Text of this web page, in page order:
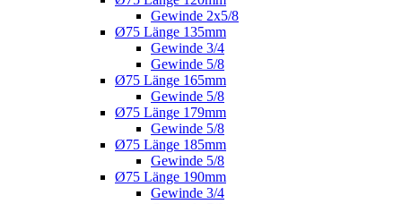
Gewinde 2x5/8
Ø75 Länge 135mm
Gewinde 3/4
Gewinde 5/8
Ø75 Länge 165mm
Gewinde 5/8
Ø75 Länge 179mm
Gewinde 5/8
Ø75 Länge 185mm
Gewinde 5/8
Ø75 Länge 190mm
Gewinde 3/4